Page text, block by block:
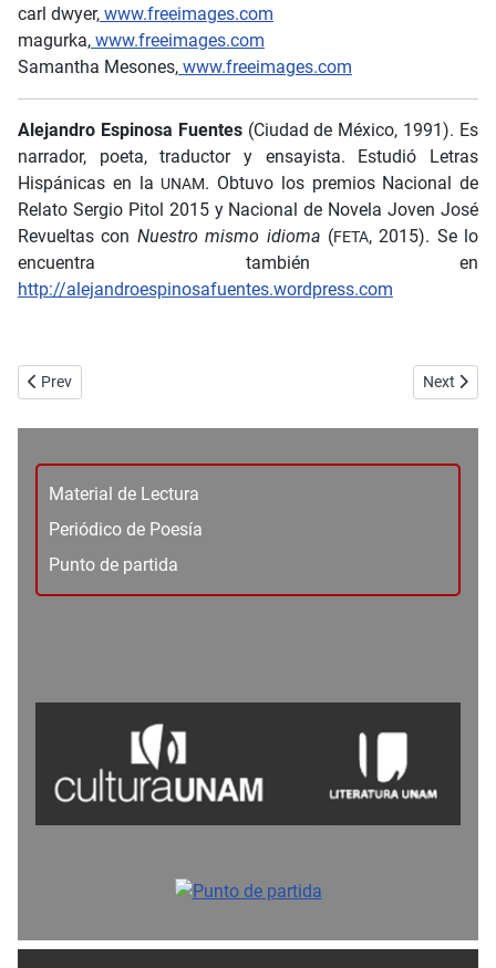
Material de Lectura
Periódico de Poesía
Punto de partida
carl dwyer, www.freeimages.com
magurka, www.freeimages.com
Samantha Mesones, www.freeimages.com
Alejandro Espinosa Fuentes(Ciudad de México, 1991). Es
narrador, poeta, traductor y ensayista. Estudió Letras
Hispánicas en la UNAM. Obtuvo los premios Nacional de
Relato Sergio Pitol 2015 y Nacional de Novela Joven José
Revueltas con Nuestro mismo idioma (FETA, 2015). Se lo
encuentra también en
http://alejandroespinosafuentes.wordpress.com
Previous article: Trece años - José Luis Aguirre
Prev Next
Next